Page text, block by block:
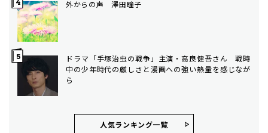
外からの声 澤田瞳子
ドラマ「手塚治虫の戦争」主演・高良健吾さん 戦時
中の少年時代の厳しさと漫画への強い熱量を感じなが
ら
人気ランキング⼀覧